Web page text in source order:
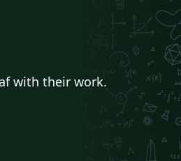
with their work.